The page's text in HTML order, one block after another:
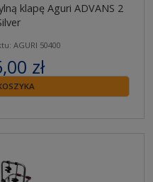
klapę Aguri ADVANS 2
AGURI 50400
zł
23% VAT